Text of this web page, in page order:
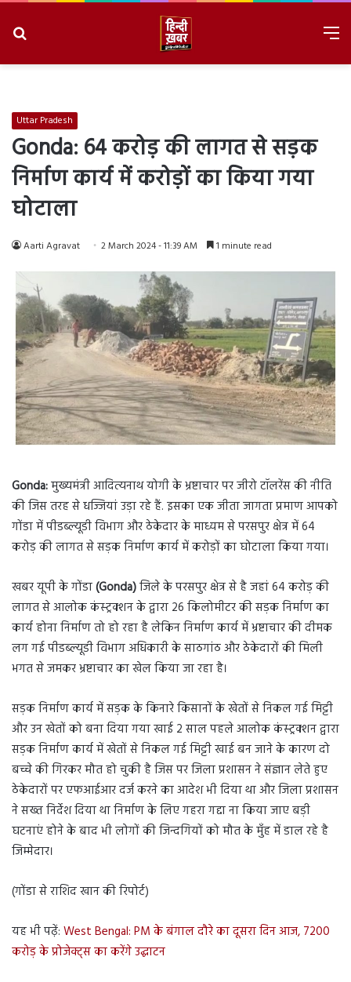
Uttar Pradesh
Gonda: 64 करोड़ की लागत से सड़क
निर्माण कार्य में करोड़ों का किया गया
घोटाला
Aarti Agravat 2 March 2024 - 11:39 AM 1 minute read
Gonda:मुख्यमंत्री आदित्यनाथ योगी के भ्रष्टाचार पर जीरो टॉलरेंस की नीति
की जिस तरह से धज्जियां उड़ा रहे हैं. इसका एक जीता जागता प्रमाण आपको
गोंडा में पीडब्ल्यूडी विभाग और ठेकेदार के माध्यम से परसपुर क्षेत्र में 64
करोड़ की लागत से सड़क निर्माण कार्य में करोड़ों का घोटाला किया गया।
खबर यूपी के गोंडा(Gonda)जिले के परसपुर क्षेत्र से है जहां 64 करोड़ की
लागत से आलोक कंस्ट्रक्शन के द्वारा 26 किलोमीटर की सड़क निर्माण का
कार्य होना निर्माण तो हो रहा है लेकिन निर्माण कार्य में भ्रष्टाचार की दीमक
लग गई पीडब्ल्यूडी विभाग अधिकारी के साठगांठ और ठेकेदारों की मिली
भगत से जमकर भ्रष्टाचार का खेल किया जा रहा है।
सड़क निर्माण कार्य में सड़क के किनारे किसानों के खेतों से निकल गई मिट्टी
और उन खेतों को बना दिया गया खाई 2 साल पहले आलोक कंस्ट्रक्शन द्वारा
सड़क निर्माण कार्य में खेतों से निकल गई मिट्टी खाई बन जाने के कारण दो
बच्चे की गिरकर मौत हो चुकी है जिस पर जिला प्रशासन ने संज्ञान लेते हुए
ठेकेदारों पर एफआईआर दर्ज करने का आदेश भी दिया था और जिला प्रशासन
ने सख्त निर्देश दिया था निर्माण के लिए गहरा गद्दा ना किया जाए बड़ी
घटनाएं होने के बाद भी लोगों की जिन्दगियों को मौत के मुँह में डाल रहे है
जिम्मेदार।
(गोंडा से राशिद खान की रिपोर्ट)
यह भी पढ़ें: West Bengal: PM के बंगाल दौरे का दूसरा दिन आज, 7200
करोड़ के प्रोजेक्ट्स का करेंगे उद्घाटन